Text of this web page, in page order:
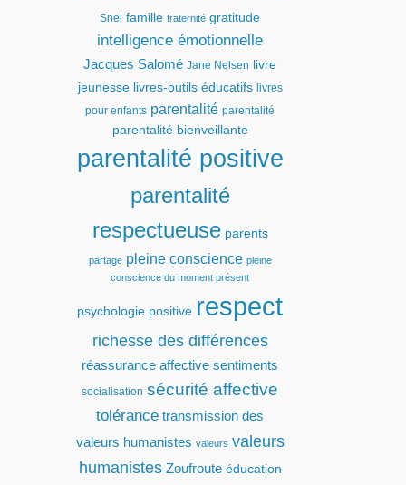
Snel famille fraternité gratitude
intelligence émotionnelle
Jacques Salomé Jane Nelsen
livre
jeunesse livres-outils éducatifs livres
pour enfants parentalité parentalité
parentalité bienveillante
parentalité positive
parentalité
respectueuse parents
partage pleine conscience pleine
conscience du moment présent
psychologie positive respect
richesse des différences
réassurance affective sentiments
socialisation sécurité affective
tolérance transmission des
valeurs humanistes valeurs valeurs
humanistes Zoufroute éducation